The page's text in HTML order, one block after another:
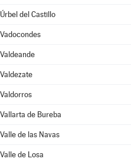
Úrbel del Castillo
Vadocondes
Valdeande
Valdezate
Valdorros
Vallarta de Bureba
Valle de las Navas
Valle de Losa